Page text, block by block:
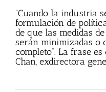
“Cuando la industria
formulación de
de que las medidas
serán minimizadas o
completo”. La frase
Chan, exdirectora